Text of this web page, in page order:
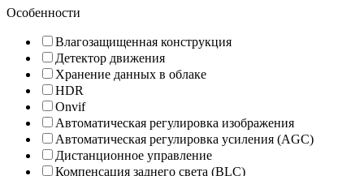
Особенности
Влагозащищенная конструкция
Детектор движения
Хранение данных в облаке
HDR
Onvif
Автоматическая регулировка изображения
Автоматическая регулировка усиления (AGC)
Дистанционное управление
Компенсация заднего света (BLC)